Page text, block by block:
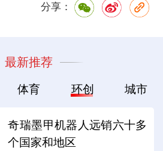
分享：
最新推荐
体育 环创 城市
奇瑞墨甲机器人远销六十多
个国家和地区